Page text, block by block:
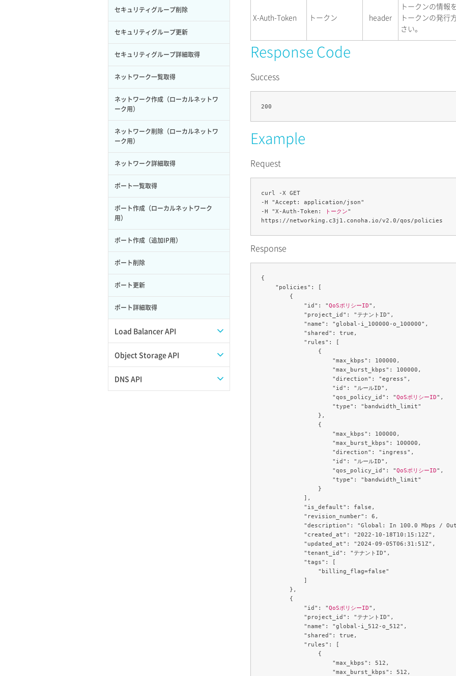
自動バックアップ無効化
サーバープラン一覧取得
サーバープラン変更
サーバープラン詳細一覧取得
サーバープラン詳細取得
サーバーメタデータ取得
サーバーメタデータ更新（ネームタグ
変更）
サーバー一覧取得
サーバー作成
サーバー再構築（OS再インストール）
サーバー利用状況グラフ（CPU）
サーバー利用状況グラフ（ディスク
IO）
サーバー利用状況グラフ（トラフィッ
ク）
サーバー削除
サーバー操作（起動/停止/再起動/強制
サーバー設定切替
サーバー詳細一覧取得
セキュリティグループ削除
セキュリティグループ更新
セキュリティグループ詳細取得
ネットワーク一覧取得
ネットワーク作成（ローカルネットワ
ーク用）
ネットワーク削除（ローカルネットワ
ーク用）
ネットワーク詳細取得
ポート一覧取得
ポート作成（ローカルネットワーク
用）
ポート作成（追加IP用）
ポート削除
ポート更新
ポート詳細取得
Load Balancer API
プール一覧取得
プール作成
Object Storage API
Web公開
DNS API
X-Auth-Token トークン header
トークンの情報
トークンの発行
さい。
Response Code
Success
Example
Request
curl -X GET
-H "Accept: application/json"
-H "X-Auth-Token:
トークン"
Response
{
    "policies": [
        {
            "id": "
QoSポリシーID",
            "project_id": "テナントID",
            "name": "global-i_100000-o_100000",
            "shared": true,
            "rules": [
                {
                    "max_kbps": 100000,
                    "max_burst_kbps": 100000,
                    "direction": "egress",
                    "id": "ルールID",
                    "qos_policy_id": "
QoSポリシーID",
                    "type": "bandwidth_limit"
                },
                {
                    "max_kbps": 100000,
                    "max_burst_kbps": 100000,
                    "direction": "ingress",
                    "id": "ルールID",
                    "qos_policy_id": "
QoSポリシーID",
                    "type": "bandwidth_limit"
                }
            ],
            "is_default": false,
            "revision_number": 6,
"description": "Global: In 100.0 Mbps /
            "created_at": "2022-10-18T10:15:12Z",
            "updated_at": "2024-09-05T06:31:51Z",
            "tenant_id": "テナントID",
            "tags": [
                "billing_flag=false"
            ]
        },
        {
            "id": "
QoSポリシーID",
            "project_id": "テナントID",
            "name": "global-i_512-o_512",
            "shared": true,
            "rules": [
                {
                    "max_kbps": 512,
                    "max_burst_kbps": 512,